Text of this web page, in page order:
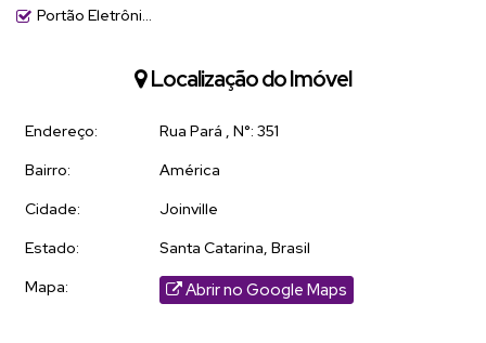
Portão Eletrônico
Localização do Imóvel
Endereço: Rua Pará , N°: 351
Bairro:
América
Cidade:
Joinville
Estado:
Santa Catarina, Brasil
Mapa:
Abrir no Google Maps